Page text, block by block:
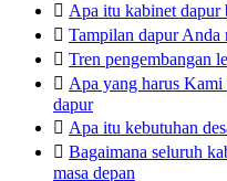
 Apa itu kabinet dapur
 Tampilan dapur Anda
 Tren pengembangan
 Apa yang harus
dapur
 Apa itu kebutuhan
 Bagaimana seluruh
masa depan